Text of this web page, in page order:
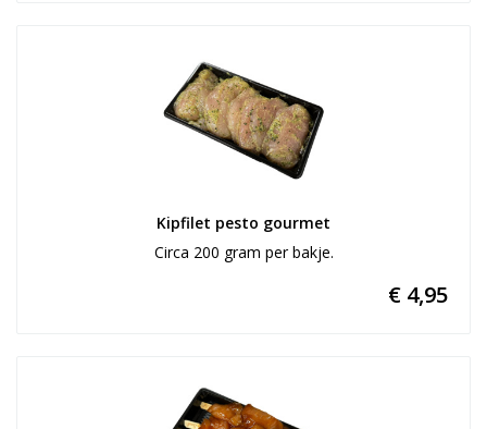
Kipfilet pesto gourmet
Circa 200 gram per bakje.
€ 4,95